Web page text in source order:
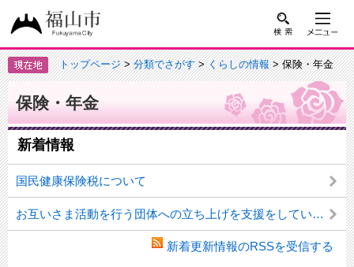
トップページ>分類でさがす>くらしの情報> 保険・年金
保険・年金
新着情報
国民健康保険税について
お互いさま活動を行う団体への立ち上げを支援をしています
新着更新情報のRSSを受信する